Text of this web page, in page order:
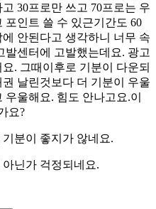
30프로만 쓰고 70프로는 우
포인트 쓸 수 있근기간도 60
안된다고 생각하니 너무 속
센터에 고발했는데요. 광고
. 그때이후로 기분이 다운되
날린것보다 더 기분이 우울
울해요. 힘도 안나고요.이
요?
분이 좋지가 않네요.
닌가 걱정되네요.